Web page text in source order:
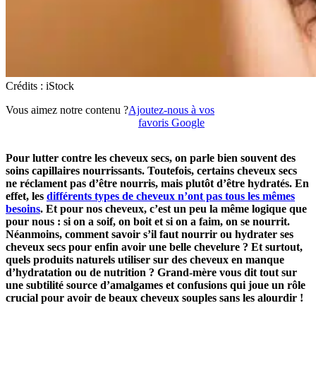
Crédits : iStock
Vous aimez notre contenu ?Ajoutez-nous à vos
favoris Google
Pour lutter contre les cheveux secs, on parle bien souvent des
soins capillaires nourrissants. Toutefois, certains cheveux secs
ne réclament pas d’être nourris, mais plutôt d’être hydratés. En
effet, les différents types de cheveux n’ont pas tous les mêmes
besoins. Et pour nos cheveux, c’est un peu la même logique que
pour nous : si on a soif, on boit et si on a faim, on se nourrit.
Néanmoins, comment savoir s’il faut nourrir ou hydrater ses
cheveux secs pour enfin avoir une belle chevelure ? Et surtout,
quels produits naturels utiliser sur des cheveux en manque
d’hydratation ou de nutrition ? Grand-mère vous dit tout sur
une subtilité source d’amalgames et confusions qui joue un rôle
crucial pour avoir de beaux cheveux souples sans les alourdir !